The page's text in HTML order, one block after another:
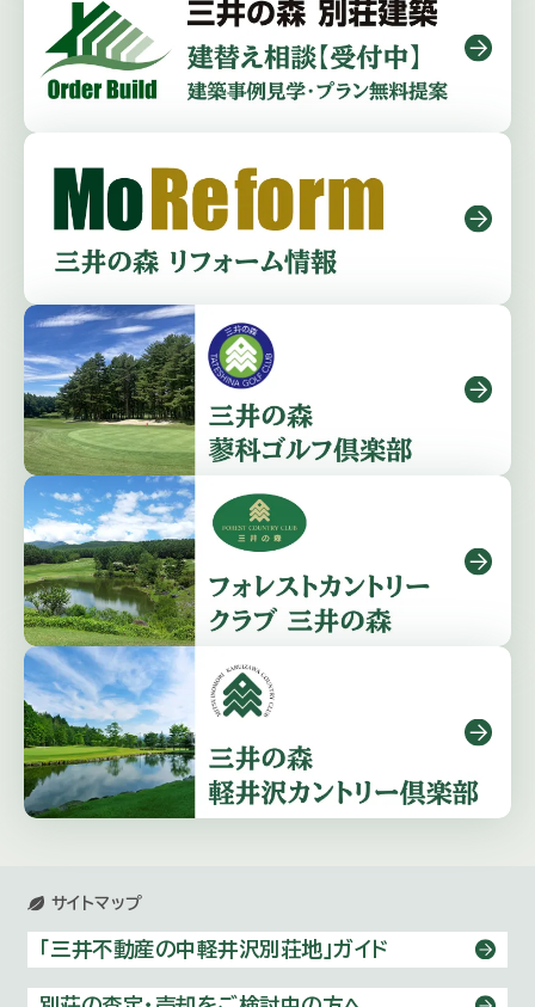
サイトマップ
「三井不動産の中軽井沢別荘地」ガイド